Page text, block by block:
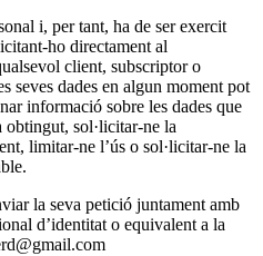
i, per tant, ha de ser exercit
ho directament al
client, subscriptor o
seves dades en algun moment pot
informació sobre les dades que
obtingut, sol·licitar-ne la
limitar-ne l’ús o sol·licitar-ne la
la seva petició juntament amb
d’identitat o equivalent a la